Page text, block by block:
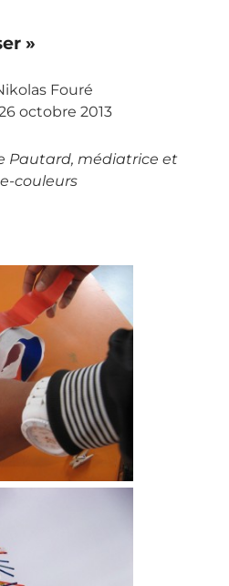
»
Fouré
octobre 2013
Pautard, médiatrice et
couleurs